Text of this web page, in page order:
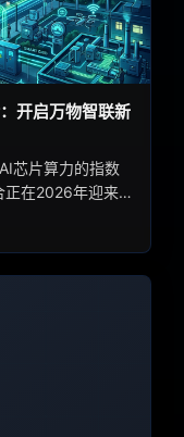
开启万物智联新
芯片算力的指数
在2026年迎来爆